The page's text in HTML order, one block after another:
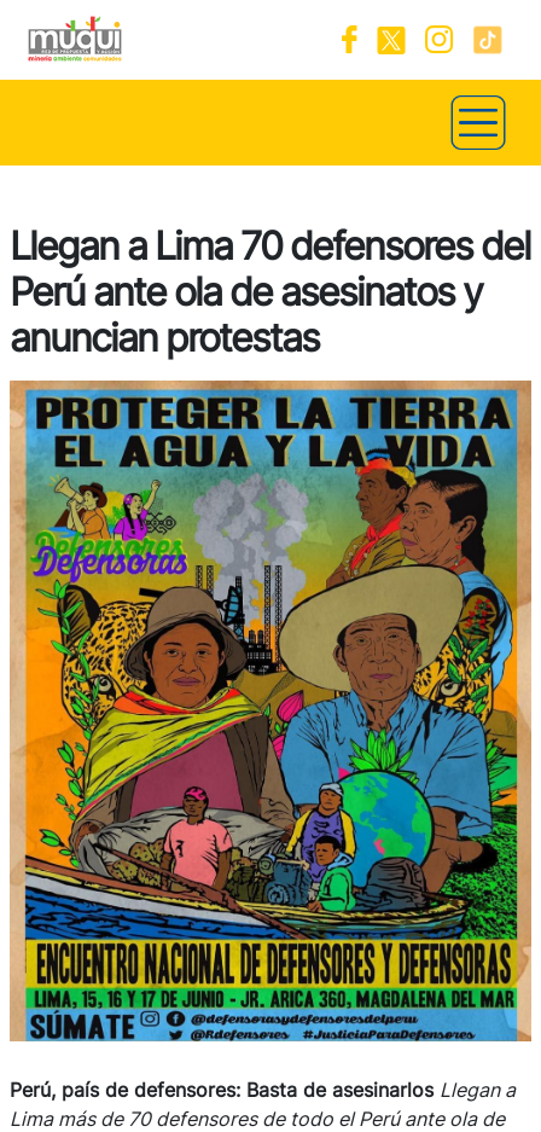
Llegan a Lima 70 defensores del
Perú ante ola de asesinatos y
anuncian protestas
Perú, país de defensores: Basta de asesinarlos Llegan a
Lima más de 70 defensores de todo el Perú ante ola de